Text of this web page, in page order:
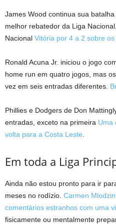
James Wood continua sua
melhor rebatedor da Liga
Nacional Vitória por 4 a 2 sobre
Ronald Acuna Jr. iniciou o jogo
home run em quatro jogos, mas
vez em seis entradas diferentes.
Phillies e Dodgers de Don
entradas, exceto na primeira Uma
volta para a Costa Leste
Em toda a Liga
Ainda não estou pronto para ir
meses no rodízio. Carmen
comentários estranhos com uma
fisicamente ou mentalmente